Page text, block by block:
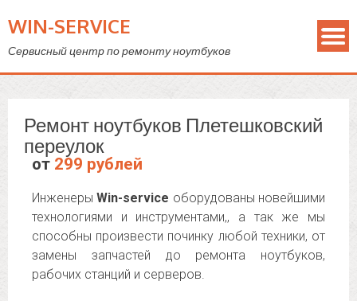
WIN-SERVICE
Сервисный центр по ремонту ноутбуков
Ремонт ноутбуков Плетешковский
переулок
от 299 рублей
ИнженерыWin-service оборудованы новейшими
технологиями и инструментами,, а так же мы
способны произвести починку любой техники, от
замены запчастей до ремонта ноутбуков,
рабочих станций и серверов.